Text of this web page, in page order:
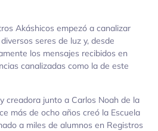
Akáshicos empezó a canalizar
seres de luz y, desde
los mensajes recibidos en
canalizadas como la de este
creadora junto a Carlos Noah de la
más de ocho años creó la Escuela
a miles de alumnos en Registros